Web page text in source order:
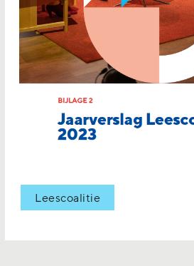
Leescoalitie